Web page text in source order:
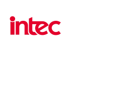
Skip to main content